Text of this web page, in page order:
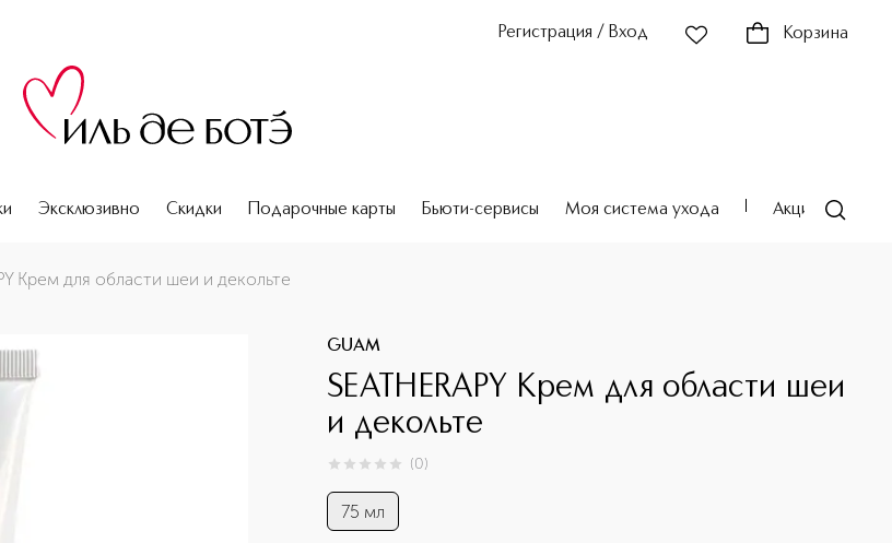
Регистрация / Вход Корзина
Эксклюзивно Скидки Подарочные карты Бьюти-сервисы Моя система ухода Акции
Крем для области шеи и декольте
GUAM
SEATHERAPY Крем для области шеи
и декольте
0из 0 (0)
75 мл